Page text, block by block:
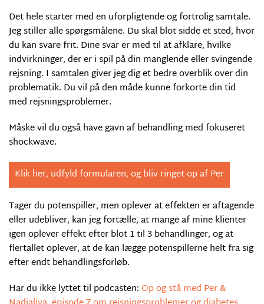
Det hele starter med en uforpligtende og fortrolig samtale.
Jeg stiller alle spørgsmålene. Du skal blot sidde et sted, hvor
du kan svare frit. Dine svar er med til at afklare, hvilke
indvirkninger, der er i spil på din manglende eller svingende
rejsning. I samtalen giver jeg dig et bedre overblik over din
problematik. Du vil på den måde kunne forkorte din tid
med rejsningsproblemer.
Måske vil du også have gavn af behandling med fokuseret
shockwave.
Klik her, udfyld formularen, og bliv ringet op af Per
Tager du potenspiller, men oplever at effekten er aftagende
eller udebliver, kan jeg fortælle, at mange af mine klienter
igen oplever effekt efter blot 1 til 3 behandlinger, og at
flertallet oplever, at de kan lægge potenspillerne helt fra sig
efter endt behandlingsforløb.
Har du ikke lyttet til podcasten: Op og stå med Per &